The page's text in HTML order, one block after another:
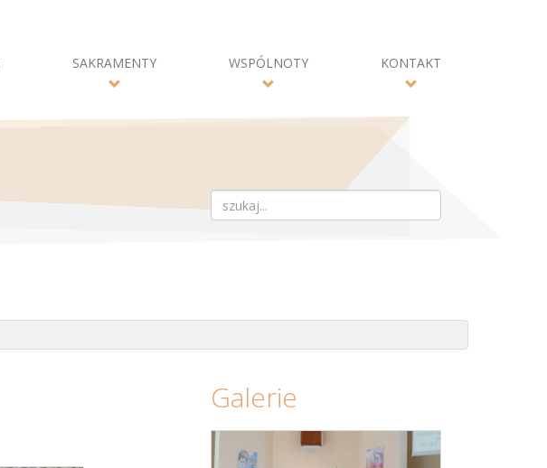
SAKRAMENTY WSPÓLNOTY KONTAKT
Galerie